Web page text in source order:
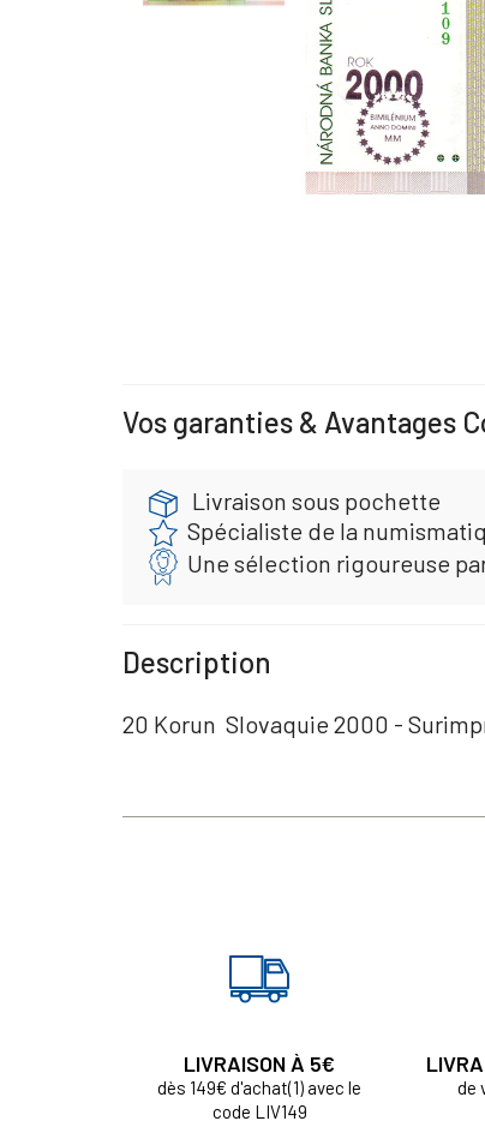
Vos garanties & Avantages
Livraison sous pochette
Spécialiste de la
Une sélection rigoureuse
Description
20 Korun Slovaquie 2000 -
LIVRAISON À 5€
dès 149€ d'achat(1) avec le
code LIV149
de